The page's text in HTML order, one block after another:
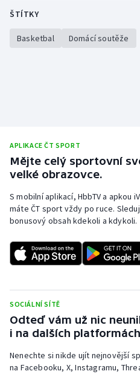
ŠTÍTKY
Basketbal Domácí soutěže
APLIKACE ČT SPORT
Mějte celý sportovní
velké obrazovce.
S mobilní aplikací, HbbTV a apkou
máte ČT sport vždy po ruce.
bonusový obsah kdekoli a kdykoli.
SOCIÁLNÍ SÍTĚ
Odteď vám už nic
i na dalších
Nenechte si nikde ujít nejnovější
na Facebooku, X, Instagramu,